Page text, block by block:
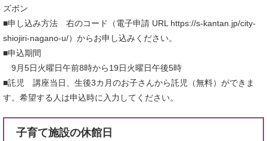
ズボン
■申し込み方法 右のコード（電子申請 URL https://s-kantan.jp/city-
shiojiri-nagano-u/）からお申し込みください。
■申込期間
9月5日火曜日午前8時から19日火曜日午後5時
■託児 講座当日、生後3カ月のお子さんから託児（無料）ができま
す。希望する人は申込時に入力してください。
子育て施設の休館日